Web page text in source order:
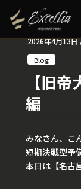
2026年4月13日
Blog
【旧
編
みなさん、こ
短期決戦型予
本日は【名古